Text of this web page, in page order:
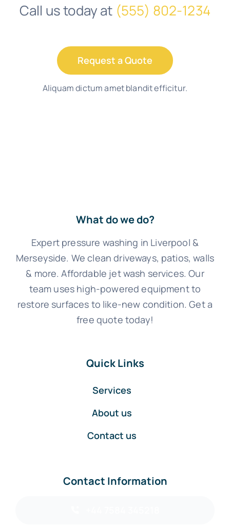
Call us today at (555) 802-1234
Request a Quote
Aliquam dictum amet blandit efficitur.
What do we do?
Expert pressure washing in Liverpool &
Merseyside. We clean driveways, patios, walls
& more. Affordable jet wash services. Our
team uses high-powered equipment to
restore surfaces to like-new condition. Get a
free quote today!
Quick Links
Services
About us
Contact us
Contact Information